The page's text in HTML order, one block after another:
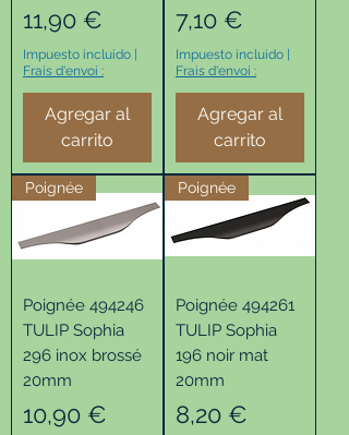
Precio
11,90 €
Impuesto incluido
Frais d'envoi :
Agregar al
carrito
Precio
7,10 €
Impuesto incluido
Frais d'envoi :
Agregar al
carrito
Poignée
Poignée 494246
TULIP Sophia
296 inox brossé
20mm
Precio
10,90 €
Poignée
Poignée 494261
TULIP Sophia
196 noir mat
20mm
Precio
8,20 €